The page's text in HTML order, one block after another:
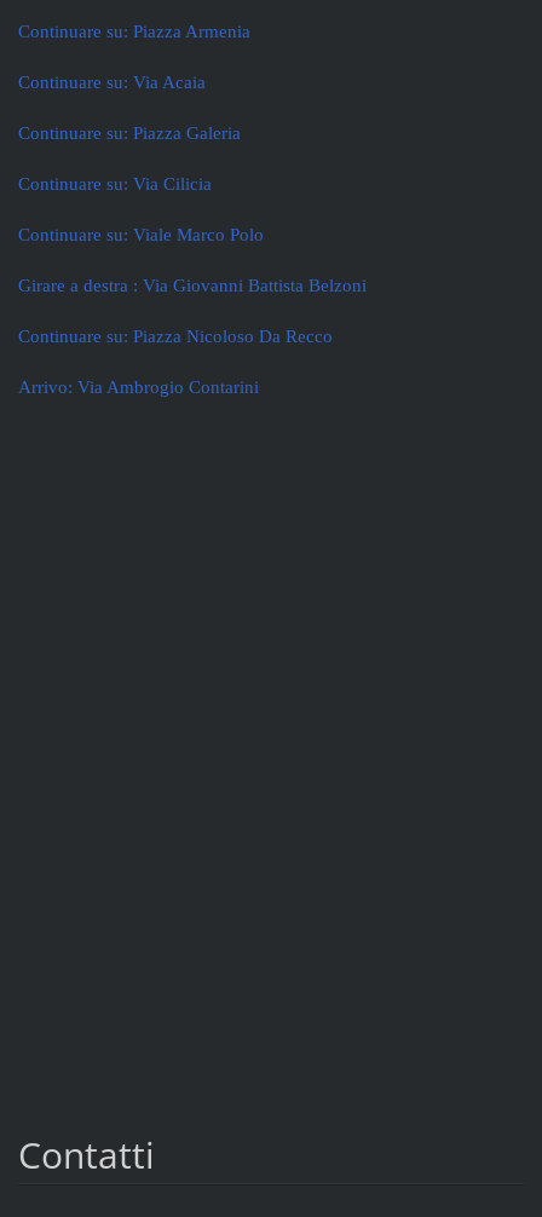
Continuare su: Piazza Armenia
Continuare su: Via Acaia
Continuare su: Piazza Galeria
Continuare su: Via Cilicia
Continuare su: Viale Marco Polo
Girare a destra : Via Giovanni Battista Belzoni
Continuare su: Piazza Nicoloso Da Recco
Arrivo: Via Ambrogio Contarini
Contatti